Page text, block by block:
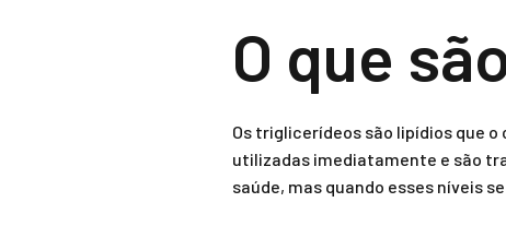
O que
Os triglicerídeos são lipídios que
utilizadas imediatamente e são
saúde, mas quando esses níveis